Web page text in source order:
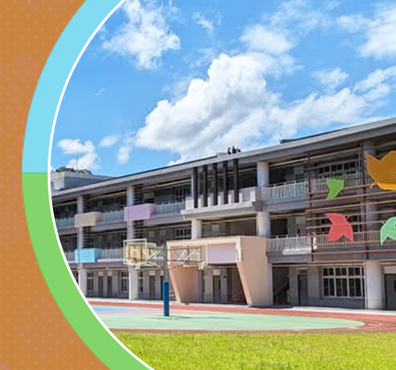
庭支持與分享系列講
場線上座談會」活動
安全宣導標語播放表
宣導影像素材
檢送行政院新聞傳播
月份公共服務政策溝
其合輯一覽表1份（
https://reurl.cc/
檢送桃園市立慈文國
「115學年度體育班
明會」
函轉有關司法院辦理
制度宣導活動
財團法人人本教育文
擬舉辦『教出會思考
孩-2026森林小學巡
向AI對親子關係的挑
桃園市八德區大成國
辦「桃園市115學年
藝術才能音樂班鑑定
長說明會
有關本局製作本市「
站學生心理關懷平臺
桃園市平鎮區忠貞國
辦「桃園市115學年
轉知國立高雄師範大